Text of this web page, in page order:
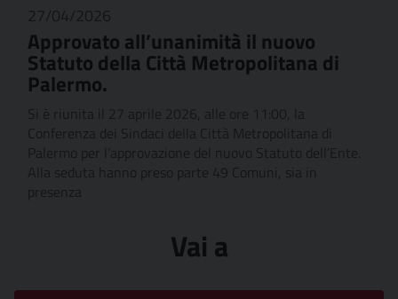
Approvato all’unanimità il nuovo
Statuto della Città Metropolitana di
Palermo.
Vai a